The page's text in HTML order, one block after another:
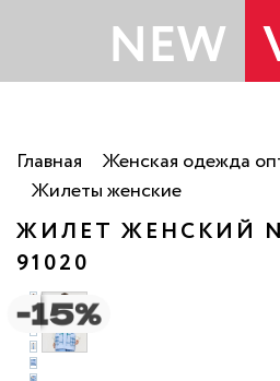
Главная
Женская одежда
Жилеты женские
ЖИЛЕТ ЖЕНСКИЙ
91020